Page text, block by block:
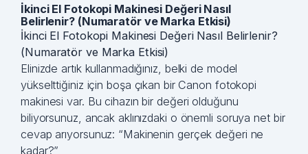
İkinci El Fotokopi Makinesi Değeri Nasıl
Belirlenir? (Numaratör ve Marka Etkisi)
İkinci El Fotokopi Makinesi Değeri Nasıl Belirlenir?
(Numaratör ve Marka Etkisi)
Elinizde artık kullanmadığınız, belki de model
yükselttiğiniz için boşa çıkan bir Canon fotokopi
makinesi var. Bu cihazın bir değeri olduğunu
biliyorsunuz, ancak aklınızdaki o önemli soruya net bir
cevap arıyorsunuz: “Makinenin gerçek değeri ne
kadar?”